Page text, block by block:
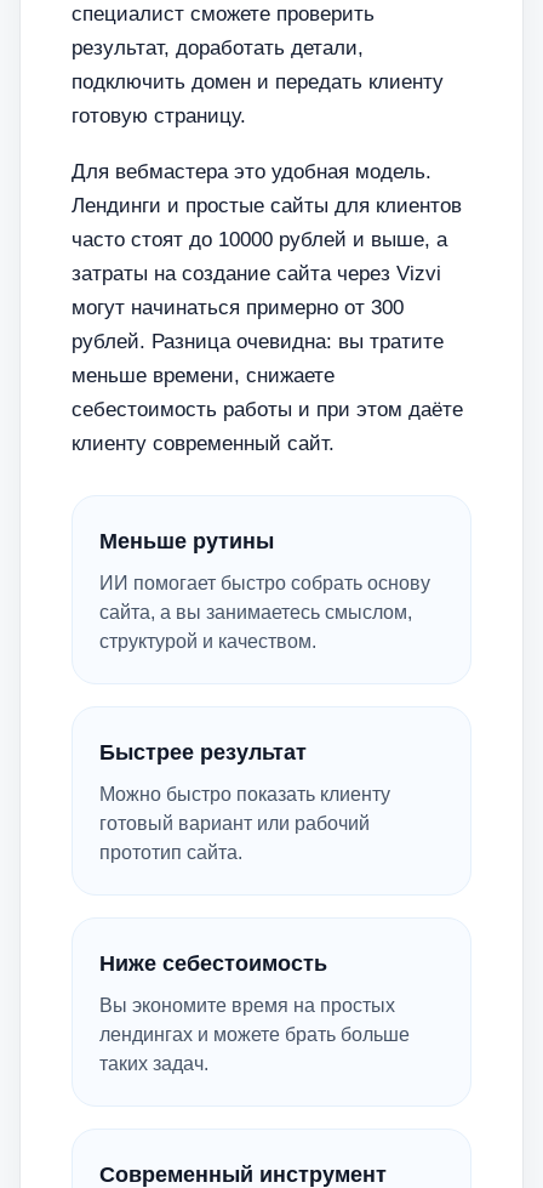
специалист сможете проверить
результат, доработать детали,
подключить домен и передать клиенту
готовую страницу.
Для вебмастера это удобная модель.
Лендинги и простые сайты для клиентов
часто стоят до 10000 рублей и выше, а
затраты на создание сайта через Vizvi
могут начинаться примерно от 300
рублей. Разница очевидна: вы тратите
меньше времени, снижаете
себестоимость работы и при этом даёте
клиенту современный сайт.
Меньше рутины
ИИ помогает быстро собрать основу
сайта, а вы занимаетесь смыслом,
структурой и качеством.
Быстрее результат
Можно быстро показать клиенту
готовый вариант или рабочий
прототип сайта.
Ниже себестоимость
Вы экономите время на простых
лендингах и можете брать больше
таких задач.
Современный инструмент